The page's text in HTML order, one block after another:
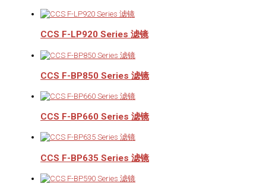
CCS F-LP920 Series 滤镜
CCS F-BP850 Series 滤镜
CCS F-BP660 Series 滤镜
CCS F-BP635 Series 滤镜